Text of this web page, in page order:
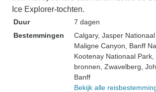
Ice Explorer-tochten.
Duur
7 dagen
Bestemmingen
Calgary, Jasper
Maligne Canyon , Banff
Kootenay Nationaal Park
bronnen , Zwavelberg ,
Banff
Bekijk alle